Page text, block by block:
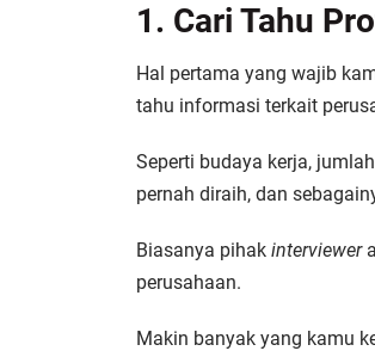
1. Cari Tahu
Hal pertama yang wajib
tahu informasi terkait
Seperti budaya kerja,
pernah diraih, dan
Biasanya pihak interviewer
perusahaan.
Makin banyak yang kamu